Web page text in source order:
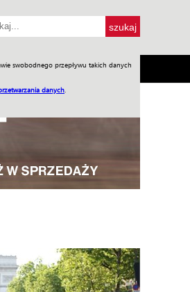
swobodnego przepływu takich danych
danych
Praca w WIW